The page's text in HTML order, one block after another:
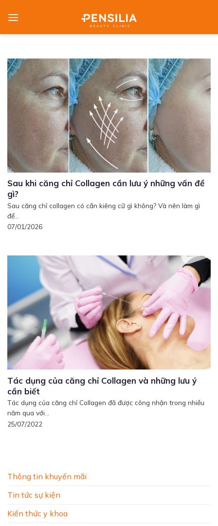
Thông tin khuyến mãi
Tin tức sự kiện
Kiến thức y khoa
Sau khi căng chỉ Collagen cần lưu ý những vấn đề
gì?
Sau căng chỉ collagen có cần kiêng cữ gì không? Và nên làm gì
để...
07/01/2026
Tác dụng của căng chỉ Collagen và những lưu ý
cần biết
Tác dụng của căng chỉ Collagen đã được công nhận trong nhiều
năm qua với...
25/07/2022